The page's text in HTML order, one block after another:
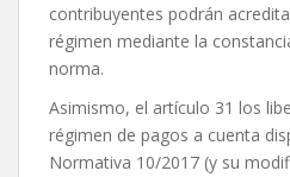
contribuyentes podrán
régimen mediante la
norma.
Asimismo, el artículo 31 los
régimen de pagos a cuenta
Normativa 10/2017 (y su